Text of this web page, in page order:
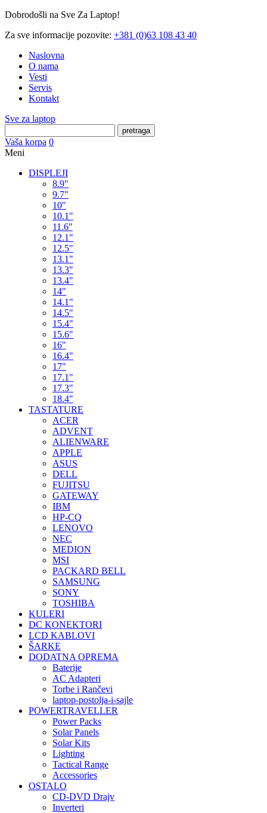
Dobrodošli na Sve Za Laptop!
Za sve informacije pozovite: +381 (0)63 108 43 40
Naslovna
O nama
Vesti
Servis
Kontakt
Sve za laptop
pretraga
Vaša korpa 0
Meni
DISPLEJI
8.9"
9.7"
10"
10.1"
11.6"
12.1"
12.5"
13.1"
13.3"
13.4"
14"
14.1"
14.5"
15.4"
15.6"
16"
16.4"
17"
17.1"
17.3"
18.4"
TASTATURE
ACER
ADVENT
ALIENWARE
APPLE
ASUS
DELL
FUJITSU
GATEWAY
IBM
HP-CQ
LENOVO
NEC
MEDION
MSI
PACKARD BELL
SAMSUNG
SONY
TOSHIBA
KULERI
DC KONEKTORI
LCD KABLOVI
ŠARKE
DODATNA OPREMA
Baterije
AC Adapteri
Torbe i Rančevi
laptop-postolja-i-sajle
POWERTRAVELLER
Power Packs
Solar Panels
Solar Kits
Lighting
Tactical Range
Accessories
OSTALO
CD-DVD Drajv
Inverteri